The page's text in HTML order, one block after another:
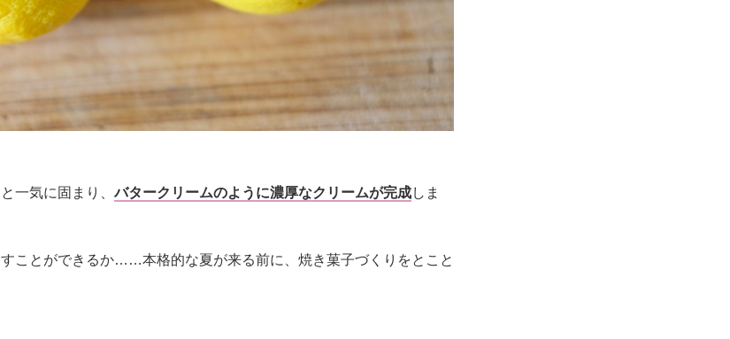
一気に固まり、バタークリームのように濃厚なクリームが完成しま
ことができるか……本格的な夏が来る前に、焼き菓子づくりをとこと